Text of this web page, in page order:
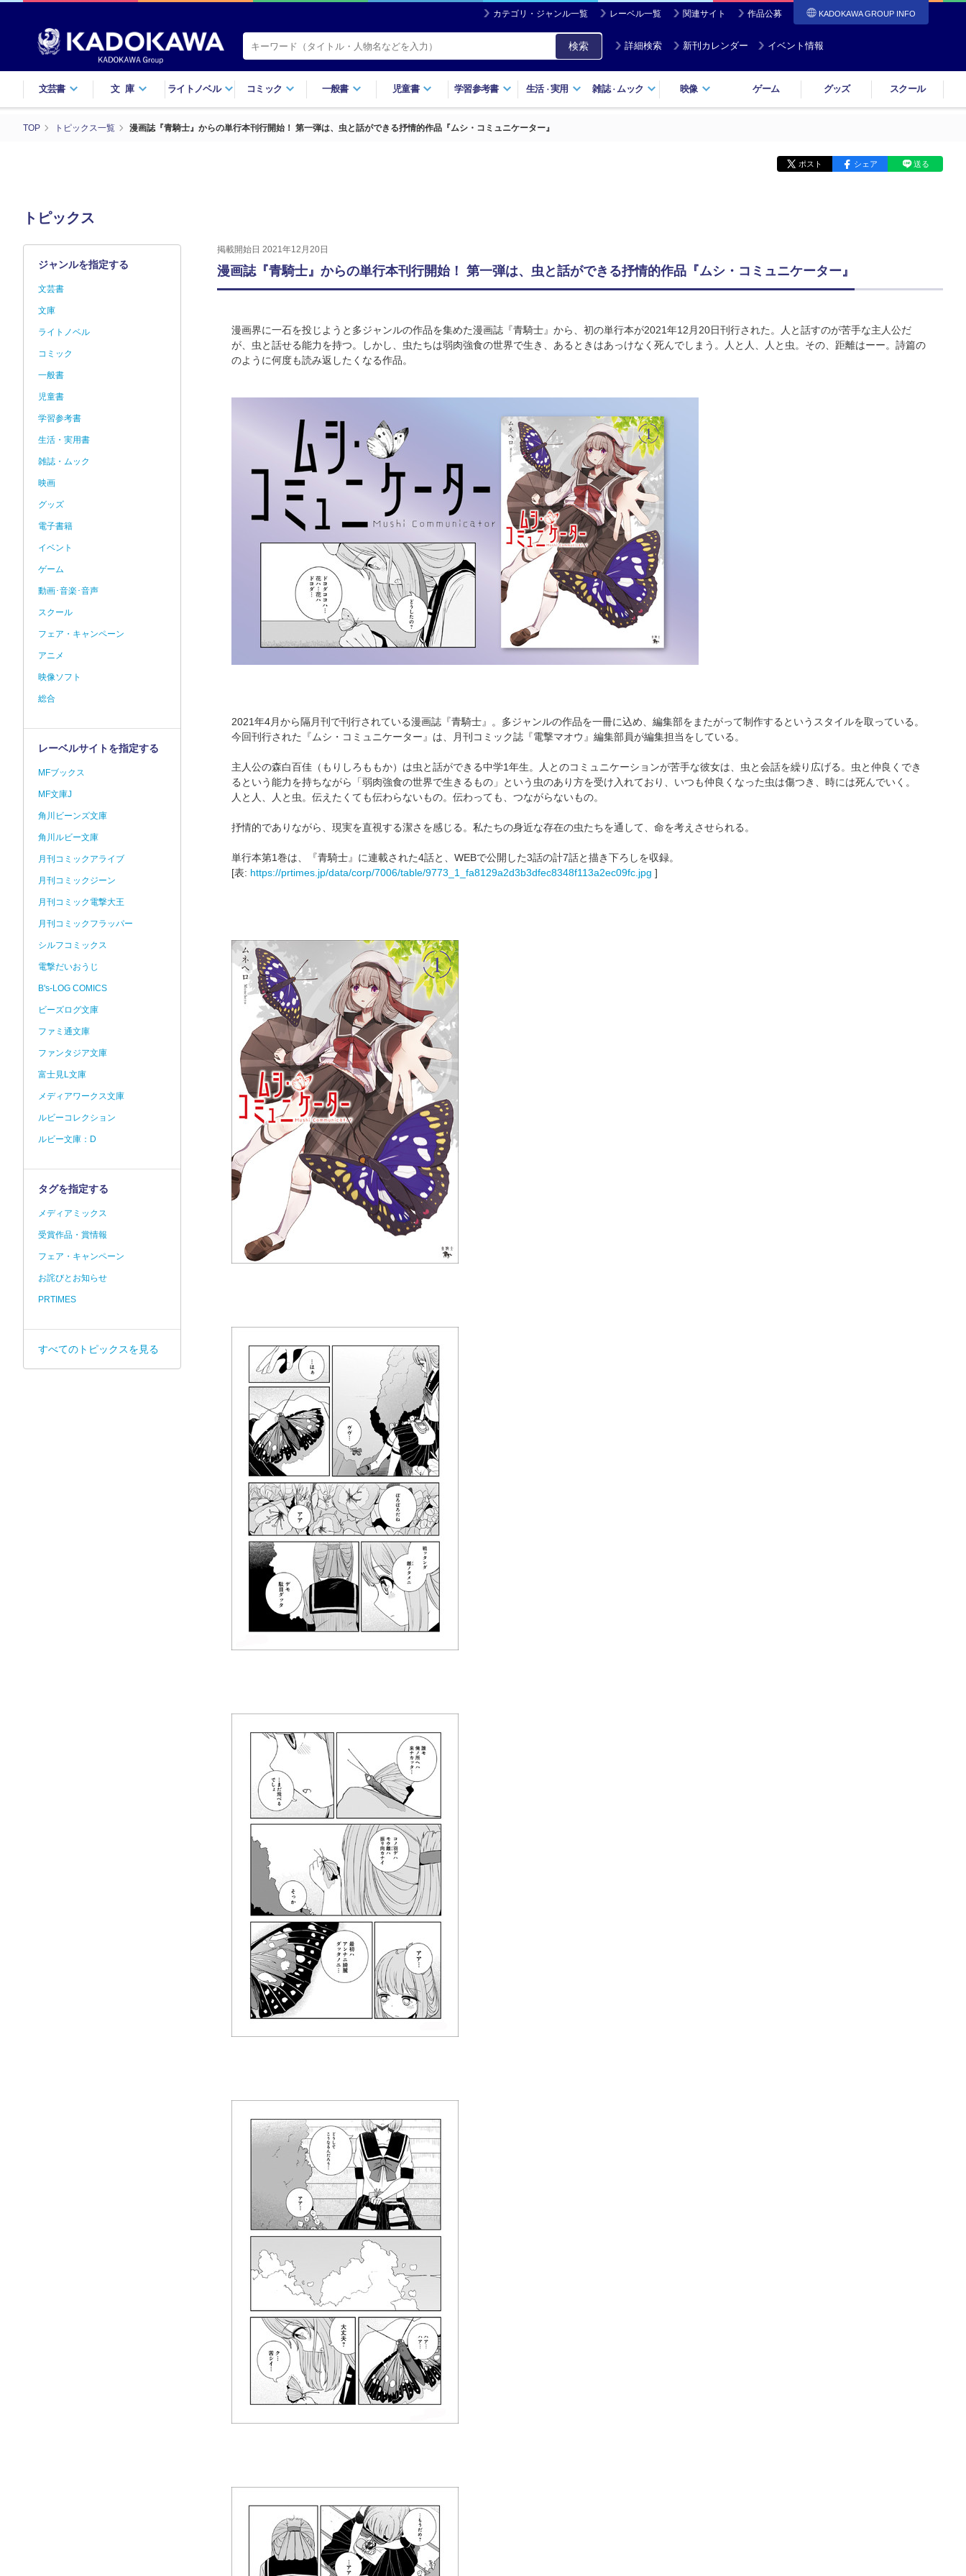
カテゴリ・ジャンル一覧 レーベル一覧 関連サイト 作品公募 KADOKAWA GROUP INFO
検索 詳細検索 新刊カレンダー イベント情報
文芸書 文庫 ライトノベル コミック 一般書 児童書 学習参考書 生活・実用 雑誌・ ムック 映像 ゲーム グッズ スクール
TOP トピックス一覧 漫画誌『青騎士』からの単行本刊行開始！ 第一弾は、虫と話ができる抒情的作品『ムシ・コミュニケーター』
ポスト シェア 送る
トピックス
掲載開始日 2021年12月20日
漫画誌『青騎士』からの単行本刊行開始！ 第一弾は、虫と話ができる抒情的作品『ムシ・コミュニケーター』
漫画界に一石を投じようと多ジャンルの作品を集めた漫画誌『青騎士』から、初の単行本が2021年12月20日刊行された。人と話すのが苦手な主人公だ
が、虫と話せる能力を持つ。しかし、虫たちは弱肉強食の世界で生き、あるときはあっけなく死んでしまう。人と人、人と虫。その、距離はーー。詩篇の
のように何度も読み返したくなる作品。
2021年4月から隔月刊で刊行されている漫画誌『青騎士』。多ジャンルの作品を一冊に込め、編集部をまたがって制作するというスタイルを取っている。
今回刊行された『ムシ・コミュニケーター』は、月刊コミック誌『電撃マオウ』編集部員が編集担当をしている。
主人公の森白百佳（もりしろももか）は虫と話ができる中学1年生。人とのコミュニケーションが苦手な彼女は、虫と会話を繰り広げる。虫と仲良くでき
るという能力を持ちながら「弱肉強食の世界で生きるもの」という虫のあり方を受け入れており、いつも仲良くなった虫は傷つき、時には死んでいく。
人と人、人と虫。伝えたくても伝わらないもの。伝わっても、つながらないもの。
抒情的でありながら、現実を直視する潔さを感じる。私たちの身近な存在の虫たちを通して、命を考えさせられる。
単行本第1巻は、『青騎士』に連載された4話と、WEBで公開した3話の計7話と描き下ろしを収録。
[表: https://prtimes.jp/data/corp/7006/table/9773_1_fa8129a2d3b3dfec8348f113a2ec09fc.jpg ]
ジャンルを指定する
文芸書
文庫
ライトノベル
コミック
一般書
児童書
学習参考書
生活・実用書
雑誌・ムック
映画
グッズ
電子書籍
イベント
ゲーム
動画･音楽･音声
スクール
フェア・キャンペーン
アニメ
映像ソフト
総合
レーベルサイトを指定する
MFブックス
MF文庫J
角川ビーンズ文庫
角川ルビー文庫
月刊コミックアライブ
月刊コミックジーン
月刊コミック電撃大王
月刊コミックフラッパー
シルフコミックス
電撃だいおうじ
B's-LOG COMICS
ビーズログ文庫
ファミ通文庫
ファンタジア文庫
富士見L文庫
メディアワークス文庫
ルビーコレクション
ルビー文庫：D
タグを指定する
メディアミックス
受賞作品・賞情報
フェア・キャンペーン
お詫びとお知らせ
PRTIMES
すべてのトピックスを見る